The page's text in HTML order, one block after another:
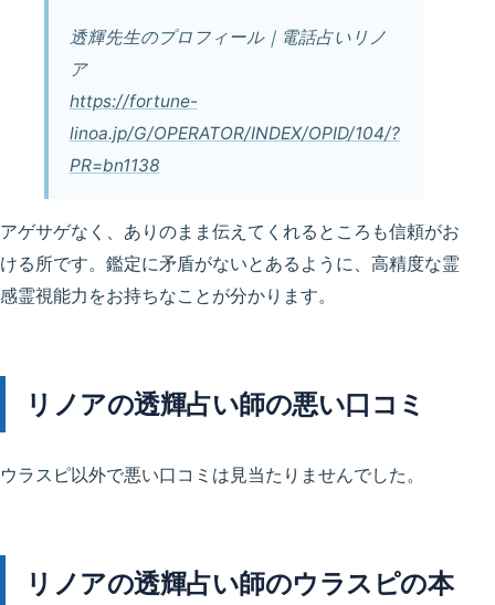
透輝先生のプロフィール｜電話占いリノ
ア
https://fortune-
linoa.jp/G/OPERATOR/INDEX/OPID/104/?
PR=bn1138
アゲサゲなく、ありのまま伝えてくれるところも信頼がお
ける所です。鑑定に矛盾がないとあるように、高精度な霊
感霊視能力をお持ちなことが分かります。
リノアの透輝占い師の悪い口コミ
ウラスピ以外で悪い口コミは見当たりませんでした。
リノアの透輝占い師のウラスピの本